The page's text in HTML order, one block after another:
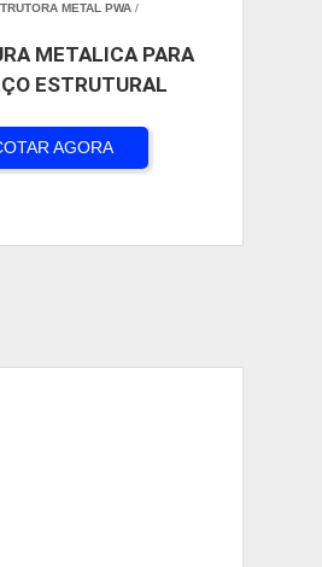
METAL PWA /
METALICA PARA
ESTRUTURAL
AGORA